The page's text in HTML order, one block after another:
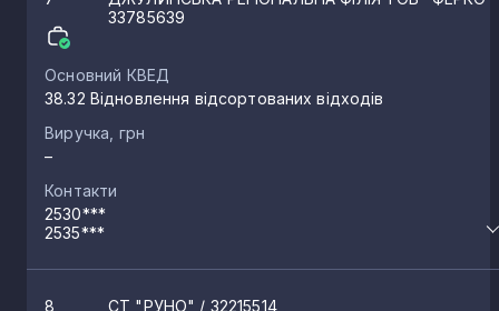
33785639
Основний КВЕД
38.32 Відновлення відсортованих відходів
Виручка, грн
–
Контакти
2530***
2535***
8 СТ "РУНО" / 32215514